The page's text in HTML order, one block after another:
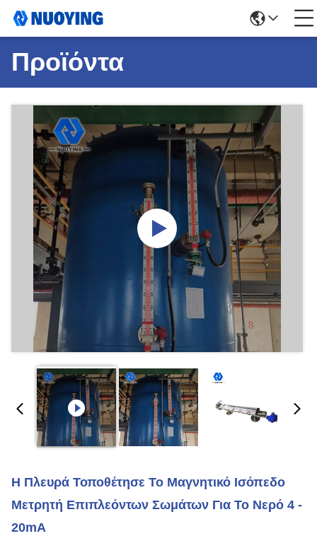
Προϊόντα
Η Πλευρά Τοποθέτησε Το Μαγνητικό Ισόπεδο
Μετρητή Επιπλεόντων Σωμάτων Για Το Νερό 4 -
20mA